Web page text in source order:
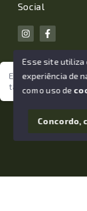
Estamos aqui para
tão importante da
Social
© Copyright
SITE PARA IMOBILIARIA
Esse site utiliza
experiência de
com o uso de
Concordo,